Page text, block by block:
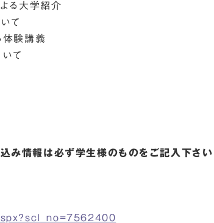
る大学紹介
て
体験講義
て
み情報は必ず学生様のものをご記入下さい